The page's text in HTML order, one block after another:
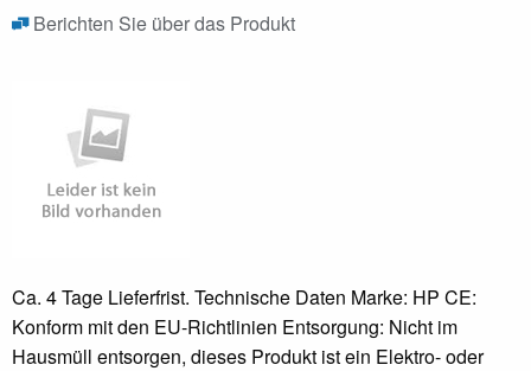
Berichten Sie über das Produkt
Ca. 4 Tage Lieferfrist. Technische Daten Marke: HP CE:
Konform mit den EU-Richtlinien Entsorgung: Nicht im
Hausmüll entsorgen, dieses Produkt ist ein Elektro- oder